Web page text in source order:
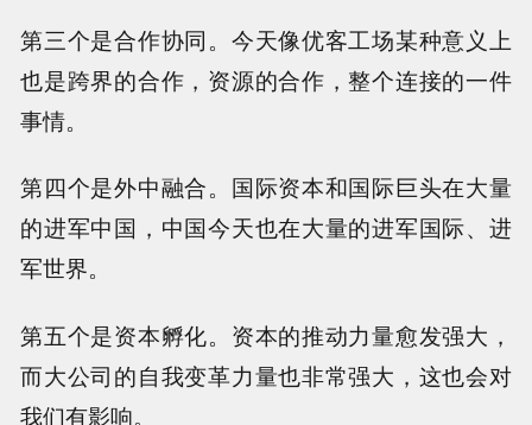
第三个是合作协同。今天像优客工场某种意义上
也是跨界的合作，资源的合作，整个连接的一件
事情。
第四个是外中融合。国际资本和国际巨头在大量
的进军中国，中国今天也在大量的进军国际、进
军世界。
第五个是资本孵化。资本的推动力量愈发强大，
而大公司的自我变革力量也非常强大，这也会对
我们有影响。